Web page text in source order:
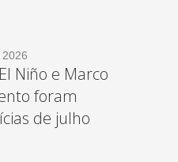
Niño e Marco
foram
de julho